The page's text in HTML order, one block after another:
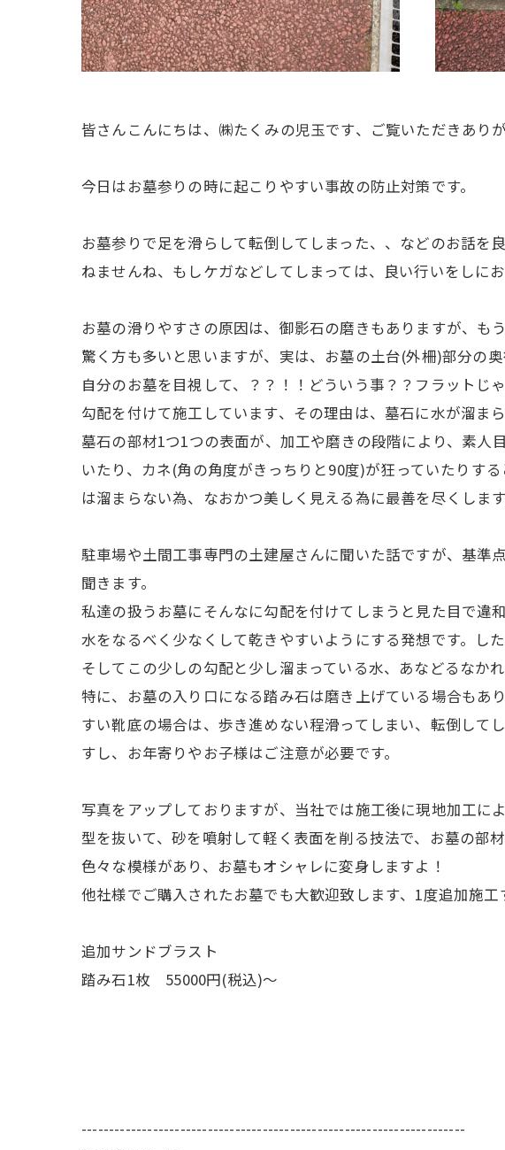
皆さんこんにちは、㈱たくみの児玉です、ご覧いただきありが
今日はお墓参りの時に起こりやすい事故の防止対策です。
お墓参りで足を滑らして転倒してしまった、、などのお話
ねませんね、もしケガなどしてしまっては、良い行いをしに
お墓の滑りやすさの原因は、御影石の磨きもありますが、も
驚く方も多いと思いますが、実は、お墓の土台(外柵)部分の
自分のお墓を目視して、？？！！どういう事？？フラット
勾配を付けて施工しています、その理由は、墓石に水が溜ま
墓石の部材1つ1つの表面が、加工や磨きの段階により、素
いたり、カネ(角の角度がきっちりと90度)が狂っていたりす
は溜まらない為、なおかつ美しく見える為に最善を尽くします
駐車場や土間工事専門の土建屋さんに聞いた話ですが、基
聞きます。
私達の扱うお墓にそんなに勾配を付けてしまうと見た目で違
水をなるべく少なくして乾きやすいようにする発想です。し
そしてこの少しの勾配と少し溜まっている水、あなどるなか
特に、お墓の入り口になる踏み石は磨き上げている場合もあ
すい靴底の場合は、歩き進めない程滑ってしまい、転倒して
すし、お年寄りやお子様はご注意が必要です。
写真をアップしておりますが、当社では施工後に現地加工に
型を抜いて、砂を噴射して軽く表面を削る技法で、お墓の部
色々な模様があり、お墓もオシャレに変身しますよ！
他社様でご購入されたお墓でも大歓迎致します、1度追加施
追加サンドブラスト
踏み石1枚 55000円(税込)～
----------------------------------------------------------------------